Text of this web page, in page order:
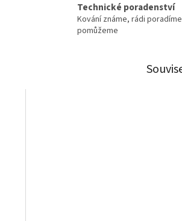
Technické poradenství
Kování známe, rádi
pomůžeme